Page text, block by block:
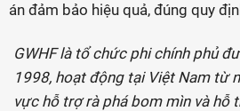
án đảm bảo hiệu quả, đúng quy
GWHF là tổ chức phi chính phủ
1998, hoạt động tại Việt Nam từ
vực hỗ trợ rà phá bom mìn và hỗ